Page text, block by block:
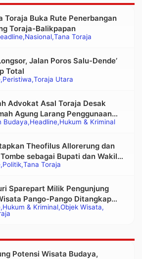
Nasional Tana Toraja
Toraja Buka Rute Penerbangan
Toraja-Balikpapan
Peristiwa Toraja Utara
Jalan Poros Salu-Dende’
Total
Budaya Headline Hukum & Kriminal
Advokat Asal Toraja Desak
Agung Larang Penggunaan
pada Eksekusi Rumah Adat
Politik Tana Toraja
Theofilus Allorerung dan
sebagai Bupati dan Wakil
Toraja Terpilih
Hukum & Kriminal Objek Wisata
Sparepart Milik Pengunjung
Pango-Pango Ditangkap
Potensi Wisata Budaya,